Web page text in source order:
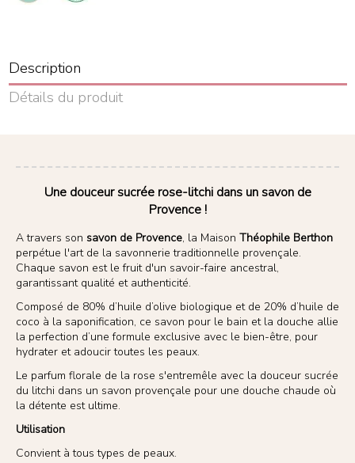
Description
Détails du produit
Une douceur sucrée rose-litchi dans un savon de
Provence !
A travers son savon de Provence, la Maison Théophile Berthon
perpétue l'art de la savonnerie traditionnelle provençale.
Chaque savon est le fruit d'un savoir-faire ancestral,
garantissant qualité et authenticité.
Composé de 80% d’huile d’olive biologique et de 20% d’huile de
coco à la saponification, ce savon pour le bain et la douche allie
la perfection d’une formule exclusive avec le bien-être, pour
hydrater et adoucir toutes les peaux.
Le parfum florale de la rose s'entremêle avec la douceur sucrée
du litchi dans un savon provençale pour une douche chaude où
la détente est ultime.
Utilisation
Convient à tous types de peaux.